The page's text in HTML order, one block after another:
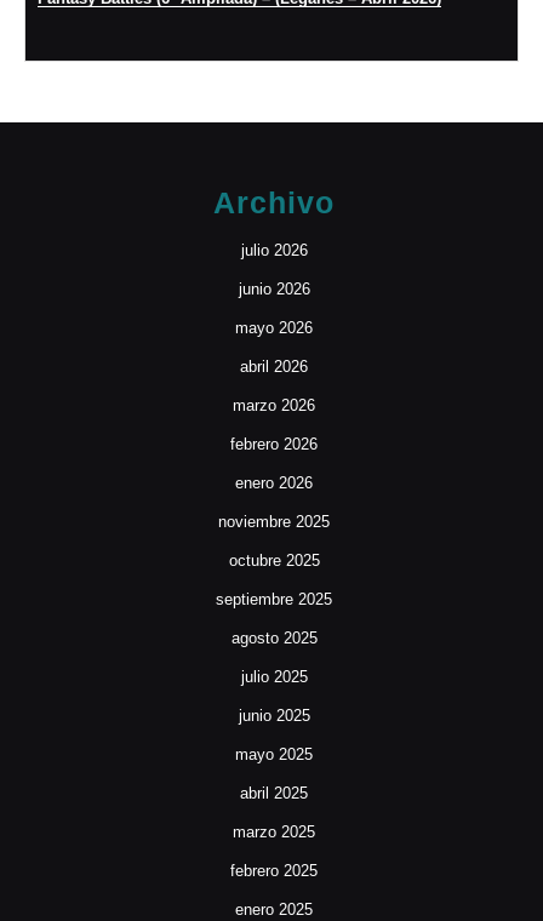
Archivo
julio 2026
junio 2026
mayo 2026
abril 2026
marzo 2026
febrero 2026
enero 2026
noviembre 2025
octubre 2025
septiembre 2025
agosto 2025
julio 2025
junio 2025
mayo 2025
abril 2025
marzo 2025
febrero 2025
enero 2025